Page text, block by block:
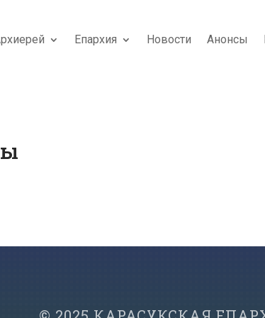
Епархия Новости Анонсы